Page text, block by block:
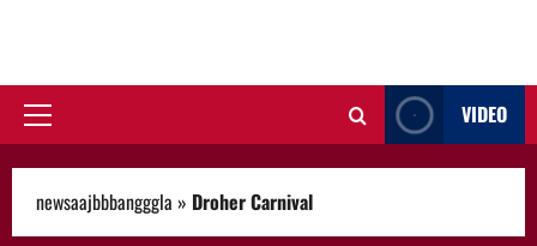
Primary
VIDEO
newsaajbbbangggla » Droher Carnival